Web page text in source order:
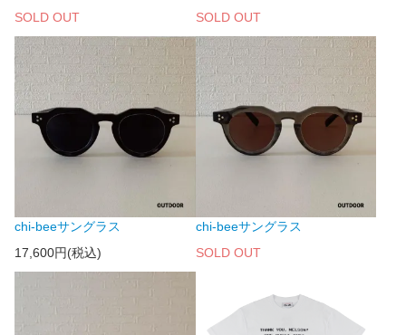
SOLD OUT
SOLD OUT
chi-beeサングラス
17,600円(税込)
chi-beeサングラス
SOLD OUT